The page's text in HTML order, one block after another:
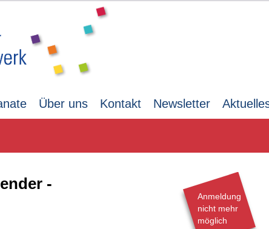
Über uns Kontakt Newsletter
-
Anmeldung
nicht mehr
möglich